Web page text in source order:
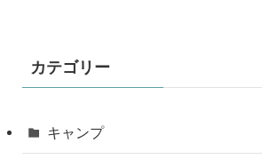
カテゴリー
キャンプ